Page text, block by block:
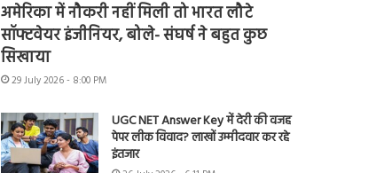
अमेरिका में नौकरी नहीं मिली तो भारत लौटे
सॉफ्टवेयर इंजीनियर, बोले- संघर्ष ने बहुत कुछ
सिखाया
29 July 2026 - 8:00 PM
UGC NET Answer Key में देरी की वजह
पेपर लीक विवाद? लाखों उम्मीदवार कर रहे
इंतजार